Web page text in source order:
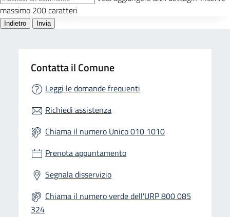
Contatta il Comune
Leggi le domande frequenti
Richiedi assistenza
Chiama il numero Unico 010 1010
Prenota appuntamento
Segnala disservizio
Chiama il numero verde dell'URP 800 085
324